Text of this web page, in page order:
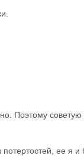
Поэтому советую
ее я и